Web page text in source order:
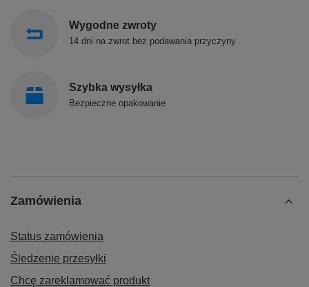
Wygodne zwroty
14 dni na zwrot bez podawania przyczyny
Szybka wysyłka
Bezpieczne opakowanie
Zamówienia
Status zamówienia
Śledzenie przesyłki
Chcę zareklamować produkt